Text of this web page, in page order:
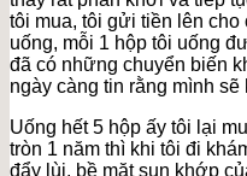
tôi mua, tôi gửi tiền lên
uống, mỗi 1 hộp tôi uống
đã có những chuyển biến
ngày càng tin rằng mình
Uống hết 5 hộp ấy tôi lại
tròn 1 năm thì khi tôi đi
đẩy lùi, bề mặt sụn khớp